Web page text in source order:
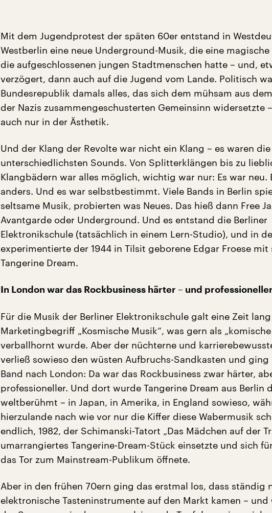
Mit dem Jugendprotest der späten 60er entstand in
Westberlin eine neue Underground-Musik, die eine
die aufgeschlossenen jungen Stadtmenschen hatte – und,
verzögert, dann auch auf die Jugend vom Lande. Politisch
Bundesrepublik damals alles, das sich dem mühsam aus
der Nazis zusammengeschusterten Gemeinsinn widersetzte
auch nur in der Ästhetik.
Und der Klang der Revolte war nicht ein Klang – es waren die
unterschiedlichsten Sounds. Von Splitterklängen bis zu
Klangbädern war alles möglich, wichtig war nur: Es war neu.
anders. Und es war selbstbestimmt. Viele Bands in Berlin
seltsame Musik, probierten was Neues. Das hieß dann Free
Avantgarde oder Underground. Und es entstand die Berliner
Elektronikschule (tatsächlich in einem Lern-Studio), und in
experimentierte der 1944 in Tilsit geborene Edgar Froese mit
Tangerine Dream.
In London war das Rockbusiness härter – und professioneller
Für die Musik der Berliner Elektronikschule galt eine Zeit
Marketingbegriff „Kosmische Musik“, was gern als
verballhornt wurde. Aber der nüchterne und
verließ sowieso den wüsten Aufbruchs-Sandkasten und
Band nach London: Da war das Rockbusiness zwar härter,
professioneller. Und dort wurde Tangerine Dream aus Berlin
weltberühmt – in Japan, in Amerika, in England sowieso,
hierzulande nach wie vor nur die Kiffer diese Wabermusik
endlich, 1982, der Schimanski-Tatort „Das Mädchen auf der
umarrangiertes Tangerine-Dream-Stück einsetzte und sich
das Tor zum Mainstream-Publikum öffnete.
Aber in den frühen 70ern ging das erstmal los, dass ständig
elektronische Tasteninstrumente auf den Markt kamen – und